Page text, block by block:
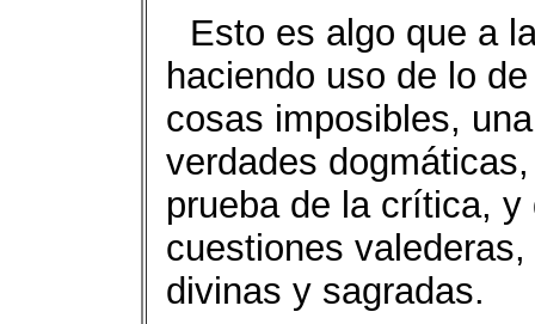
Esto es algo que a
haciendo uso de lo
cosas imposibles,
verdades
prueba de la crítica,
cuestiones
divinas y sagradas.